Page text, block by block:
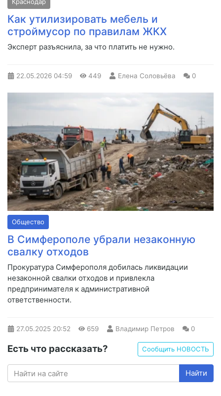
Как утилизировать мебель и
строймусор по правилам ЖКХ
Эксперт разъяснила, за что платить не нужно.
22.05.2026 04:59 449 Елена Соловьёва 0
Общество
В Симферополе убрали незаконную
свалку отходов
Прокуратура Симферополя добилась ликвидации
незаконной свалки отходов и привлекла
предпринимателя к административной
ответственности.
27.05.2025 20:52 659 Владимир Петров 0
Есть что рассказать? Сообщить НОВОСТЬ
Найти